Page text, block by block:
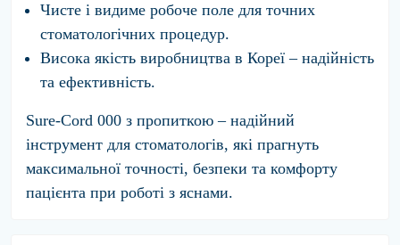
Чисте і видиме робоче поле для точних
стоматологічних процедур.
Висока якість виробництва в Кореї – надійність
та ефективність.
Sure-Cord 000 з пропиткою – надійний
інструмент для стоматологів, які прагнуть
максимальної точності, безпеки та комфорту
пацієнта при роботі з яснами.